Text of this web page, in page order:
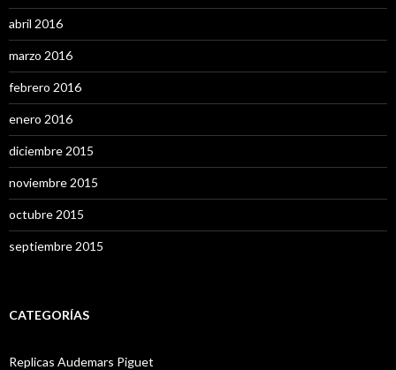
abril 2016
marzo 2016
febrero 2016
enero 2016
diciembre 2015
noviembre 2015
octubre 2015
septiembre 2015
CATEGORÍAS
Replicas Audemars Piguet